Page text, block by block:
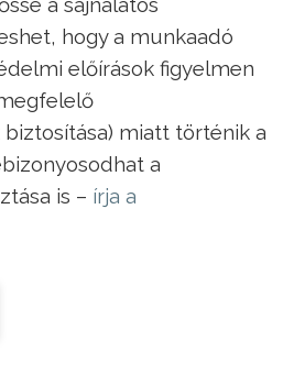
hogy a munkaadó
előírások figyelmen
miatt történik a
a
is – írja a